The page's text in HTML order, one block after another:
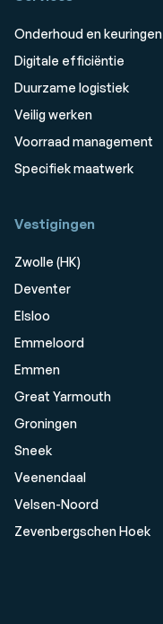
Onderhoud en keuringen
Digitale efficiëntie
Duurzame logistiek
Veilig werken
Voorraad management
Specifiek maatwerk
Vestigingen
Zwolle (HK)
Deventer
Elsloo
Emmeloord
Emmen
Great Yarmouth
Groningen
Sneek
Veenendaal
Velsen-Noord
Zevenbergschen Hoek